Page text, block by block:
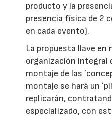
producto y la
presencia física de 2
en cada evento).
La propuesta llave en
organización integral
montaje de las
montaje se hará un
replicarán,
especializado, con